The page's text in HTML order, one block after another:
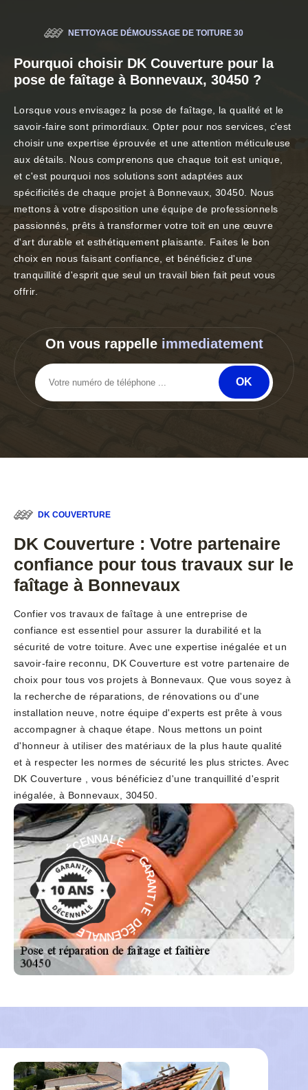
NETTOYAGE DÉMOUSSAGE DE TOITURE 30
Pourquoi choisir DK Couverture pour la
pose de faîtage à Bonnevaux, 30450 ?
Lorsque vous envisagez la pose de faîtage, la qualité et le
savoir-faire sont primordiaux. Opter pour nos services, c'est
choisir une expertise éprouvée et une attention méticuleuse
aux détails. Nous comprenons que chaque toit est unique,
et c'est pourquoi nos solutions sont adaptées aux
spécificités de chaque projet à Bonnevaux, 30450. Nous
mettons à votre disposition une équipe de professionnels
passionnés, prêts à transformer votre toit en une œuvre
d'art durable et esthétiquement plaisante. Faites le bon
choix en nous faisant confiance, et bénéficiez d'une
tranquillité d'esprit que seul un travail bien fait peut vous
offrir.
On vous rappelle immediatement
DK COUVERTURE
DK Couverture : Votre partenaire
confiance pour tous travaux sur le
faîtage à Bonnevaux
Confier vos travaux de faîtage à une entreprise de
confiance est essentiel pour assurer la durabilité et la
sécurité de votre toiture. Avec une expertise inégalée et un
savoir-faire reconnu, DK Couverture est votre partenaire de
choix pour tous vos projets à Bonnevaux. Que vous soyez à
la recherche de réparations, de rénovations ou d'une
installation neuve, notre équipe d'experts est prête à vous
accompagner à chaque étape. Nous mettons un point
d'honneur à utiliser des matériaux de la plus haute qualité
et à respecter les normes de sécurité les plus strictes. Avec
DK Couverture , vous bénéficiez d'une tranquillité d'esprit
inégalée, à Bonnevaux, 30450.
G
A
R
A
N
T
I
E
D
É
C
E
NNALE - GAR
A
N
T
I
E
D
É
C
E
N
N
A
L
E
-